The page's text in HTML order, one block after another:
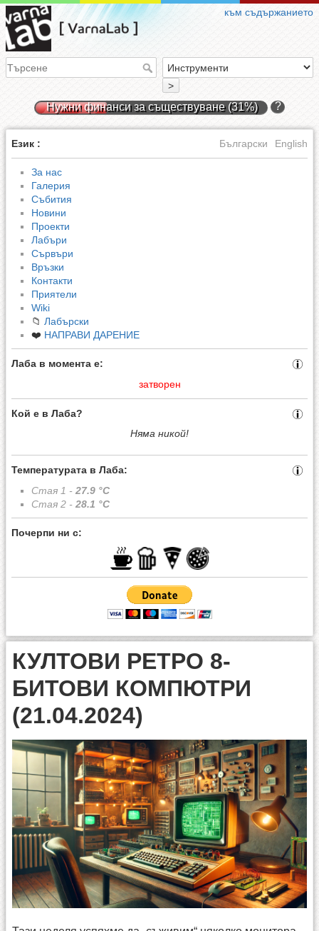
към съдържанието
>
Нужни финанси за съществуване (31%) ?
Език : Български English
За нас
Галерия
Събития
Новини
Проекти
Лабъри
Сървъри
Връзки
Контакти
Приятели
Wiki
📁 Лабърски
❤️ НАПРАВИ ДАРЕНИЕ
Лаба в момента е:
затворен
Кой е в Лаба?
Няма никой!
Температурата в Лаба:
Стая 1 - 27.9 °C
Стая 2 - 28.1 °C
Почерпи ни с:
КУЛТОВИ РЕТРО 8-
БИТОВИ КОМПЮТРИ
(21.04.2024)